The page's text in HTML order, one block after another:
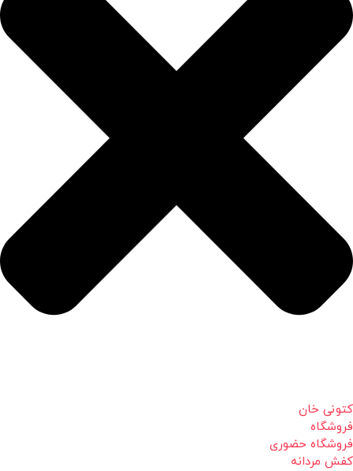
کتونی خان
فروشگاه
فروشگاه حضوری
کفش مردانه